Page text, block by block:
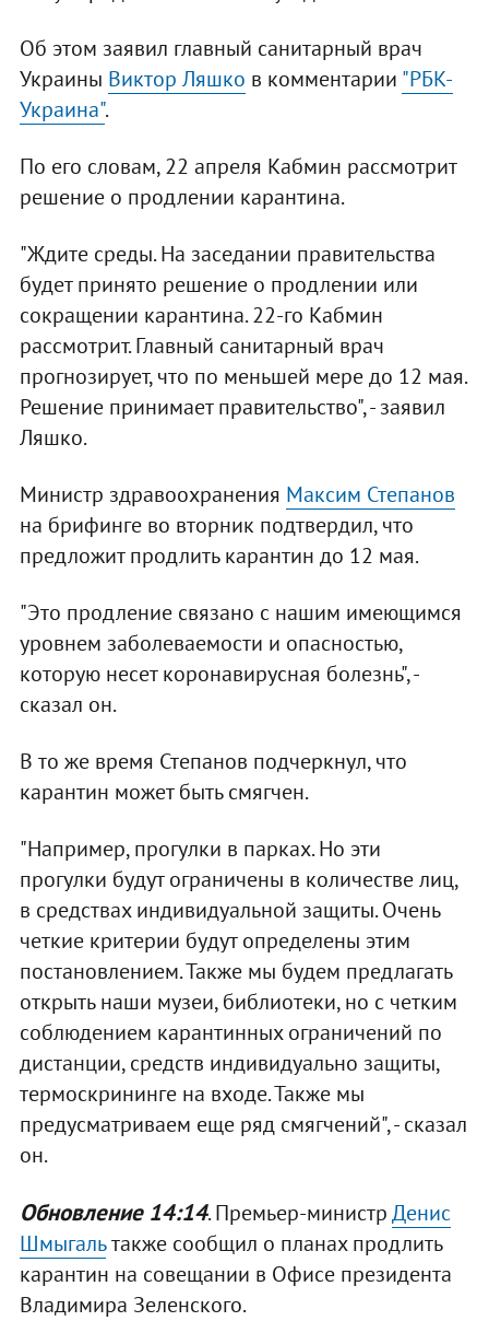
Об этом заявил главный санитарный врач
Украины Виктор Ляшко в комментарии "РБК-
Украина".
По его словам, 22 апреля Кабмин рассмотрит
решение о продлении карантина.
"Ждите среды. На заседании правительства
будет принято решение о продлении или
сокращении карантина. 22-го Кабмин
рассмотрит. Главный санитарный врач
прогнозирует, что по меньшей мере до 12 мая.
Решение принимает правительство", - заявил
Ляшко.
Министр здравоохранения Максим Степанов
на брифинге во вторник подтвердил, что
предложит продлить карантин до 12 мая.
"Это продление связано с нашим имеющимся
уровнем заболеваемости и опасностью,
которую несет коронавирусная болезнь", -
сказал он.
В то же время Степанов подчеркнул, что
карантин может быть смягчен.
"Например, прогулки в парках. Но эти
прогулки будут ограничены в количестве лиц,
в средствах индивидуальной защиты. Очень
четкие критерии будут определены этим
постановлением. Также мы будем предлагать
открыть наши музеи, библиотеки, но с четким
соблюдением карантинных ограничений по
дистанции, средств индивидуально защиты,
термоскрининге на входе. Также мы
предусматриваем еще ряд смягчений", - сказал
он.
Обновление 14:14. Премьер-министрДенис
Шмыгальтакже сообщил о планах продлить
карантин на совещании в Офисе президента
Владимира Зеленского.